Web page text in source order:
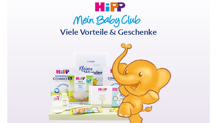
Viele Vorteile & Geschenke